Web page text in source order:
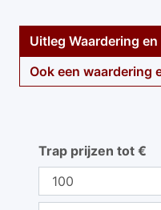
Uitleg Waardering
Ook een waardering
Trap prijzen tot €